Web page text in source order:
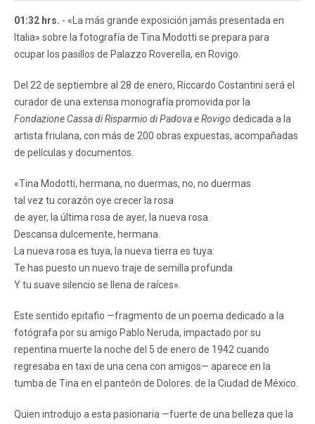
01:32 hrs. - «La más grande exposición jamás presentada en
Italia» sobre la fotografía de Tina Modotti se prepara para
ocupar los pasillos de Palazzo Roverella, en Rovigo.
Del 22 de septiembre al 28 de enero, Riccardo Costantini será el
curador de una extensa monografía promovida por la
Fondazione Cassa di Risparmio di Padova e Rovigo dedicada a la
artista friulana, con más de 200 obras expuestas, acompañadas
de películas y documentos.
«Tina Modotti, hermana, no duermas, no, no duermas
tal vez tu corazón oye crecer la rosa
de ayer, la última rosa de ayer, la nueva rosa.
Descansa dulcemente, hermana.
La nueva rosa es tuya, la nueva tierra es tuya:
Te has puesto un nuevo traje de semilla profunda
Y tu suave silencio se llena de raíces».
Este sentido epitafio —fragmento de un poema dedicado a la
fotógrafa por su amigo Pablo Neruda, impactado por su
repentina muerte la noche del 5 de enero de 1942 cuando
regresaba en taxi de una cena con amigos— aparece en la
tumba de Tina en el panteón de Dolores. de la Ciudad de México.
Quien introdujo a esta pasionaria —fuerte de una belleza que la